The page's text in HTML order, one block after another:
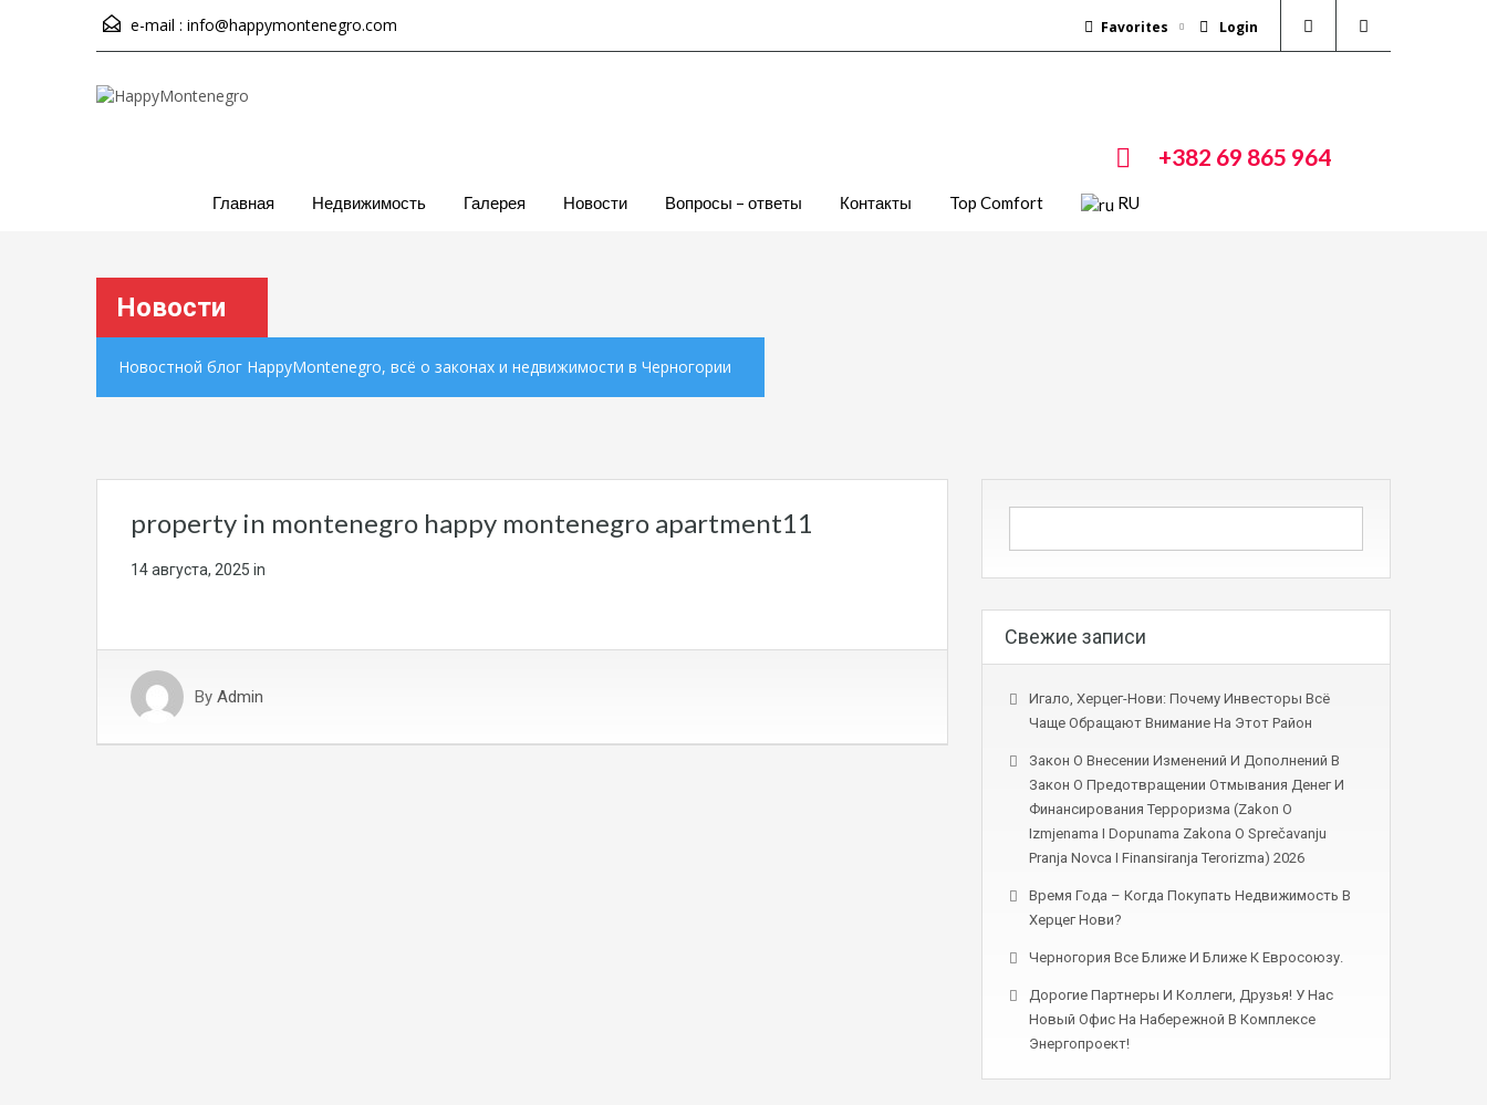
e-mail : info@happymontenegro.com Favorites Login
+382 69 865 964
Главная Недвижимость Галерея Новости Вопросы – ответы Контакты Top Comfort RU
Новости
Новостной блог HappyMontenegro, всё о законах и недвижимости в Черногории
property in montenegro happy montenegro apartment11
14 августа, 2025 in
By Admin
Свежие записи
Игало, Херцег-Нови: Почему Инвесторы Всё
Чаще Обращают Внимание На Этот Район
Закон О Внесении Изменений И Дополнений В
Закон О Предотвращении Отмывания Денег И
Финансирования Терроризма (Zakon O
Izmjenama I Dopunama Zakona O Sprečavanju
Pranja Novca I Finansiranja Terorizma) 2026
Время Года – Когда Покупать Недвижимость В
Херцег Нови?
Черногория Все Ближе И Ближе К Евросоюзу.
Дорогие Партнеры И Коллеги, Друзья! У Нас
Новый Офис На Набережной В Комплексе
Энергопроект!